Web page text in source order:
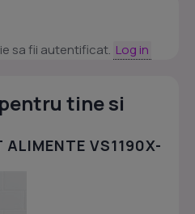
sa fii autentificat. Log in
tine si
ALIMENTE VS1190X-